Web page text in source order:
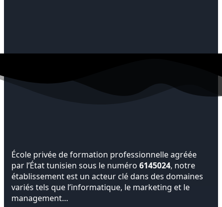
École privée de formation professionnelle agréée
par l’État tunisien sous le numéro 6145024, notre
établissement est un acteur clé dans des domaines
variés tels que l’informatique, le marketing et le
management…